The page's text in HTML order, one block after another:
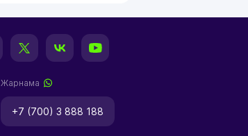
Жарнама
+7 (700) 3 888 188